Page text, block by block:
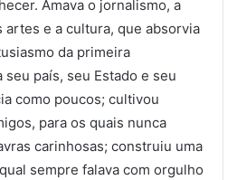
Amava o jornalismo, a
artes e a cultura, que absorvia
da primeira
país, seu Estado e seu
como poucos; cultivou
para os quais nunca
carinhosas; construiu uma
sempre falava com orgulho